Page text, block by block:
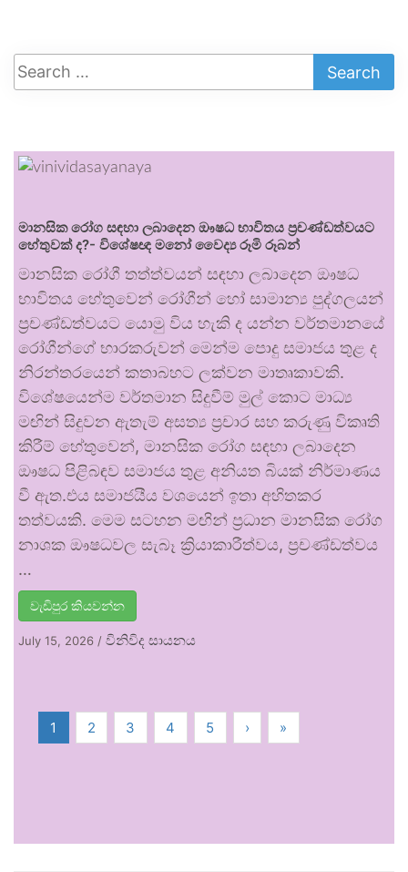
මානසික රෝග සඳහා ලබාදෙන ඖෂධ භාවිතය ප්‍රචණ්ඩත්වයට
හේතුවක් ද?- විශේෂඥ මනෝ වෛද්‍ය රූමි රූබන්
මානසික රෝගී තත්ත්වයන් සඳහා ලබාදෙන ඖෂධ
භාවිතය හේතුවෙන් රෝගීන් හෝ සාමාන්‍ය පුද්ගලයන්
ප්‍රචණ්ඩත්වයට යොමු විය හැකි ද යන්න වර්තමානයේ
රෝගීන්ගේ භාරකරුවන් මෙන්ම පොදු සමාජය තුළ ද
නිරන්තරයෙන් කතාබහට ලක්වන මාතෘකාවකි.
විශේෂයෙන්ම වර්තමාන සිදුවීම් මුල් කොට මාධ්‍ය
මඟින් සිදුවන ඇතැම් අසත්‍ය ප්‍රචාර සහ කරුණු විකෘති
කිරීම් හේතුවෙන්, මානසික රෝග සඳහා ලබාදෙන
ඖෂධ පිළිබඳව සමාජය තුළ අනියත බියක් නිර්මාණය
වී ඇත.එය සමාජයීය වශයෙන් ඉතා අහිතකර
තත්වයකි. මෙම සටහන මඟින් ප්‍රධාන මානසික රෝග
නාශක ඖෂධවල සැබෑ ක්‍රියාකාරීත්වය, ප්‍රචණ්ඩත්වය
…
වැඩිපුර කියවන්න
July 15, 2026 / විනිවිද සායනය
1 2 3 4 5 › »